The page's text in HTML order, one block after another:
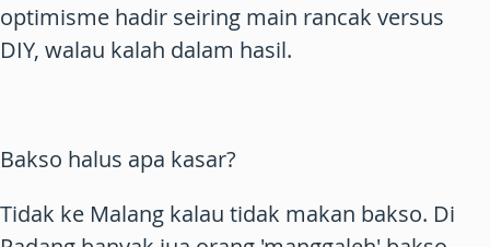
optimisme hadir seiring main rancak versus
DIY, walau kalah dalam hasil.
Bakso halus apa kasar?
Tidak ke Malang kalau tidak makan bakso. Di